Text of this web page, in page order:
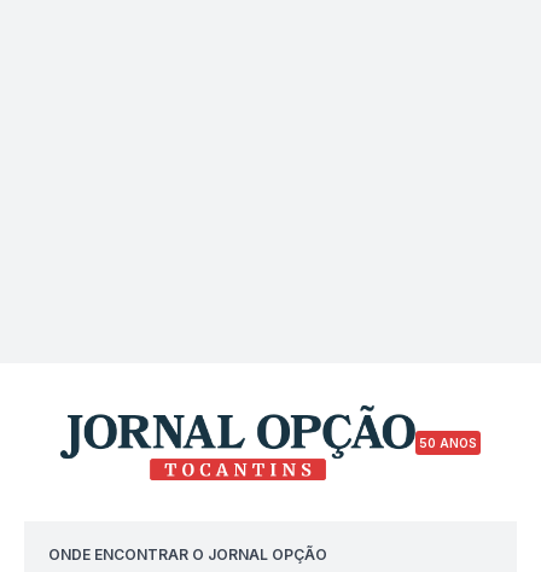
50 ANOS
ONDE ENCONTRAR O JORNAL OPÇÃO